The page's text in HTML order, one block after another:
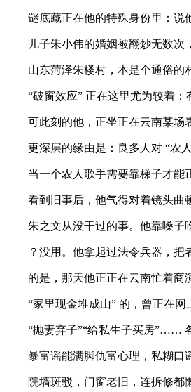
谜底藏正在他的特殊身份里：说他
儿子朱小伟的婚姻被翻炒无数次，
山东菏泽朱楼村，本是个通俗的村
“破窗效应” 正在这里尤为较着：
可此刻的他，正坐正在云南某场表
更深层的缘由是：良多人对 “农人
当一个农人歌手需要靠梯子才能正
看到旧事后，他气得对着镜头曲顿
朱之文从没干过的事。他靠嗓子吃
？没用。他拿起过法令兵器，把者
的是，那天他正正在云南忙着商演
“家里现金堆成山” 的，曾正在网
“抛妻弃子”“给私生子买房”…… 各
暴富谣能满脚仇富心理，私糊口谣
院墙斑驳，门窗老旧，连拆修都懒